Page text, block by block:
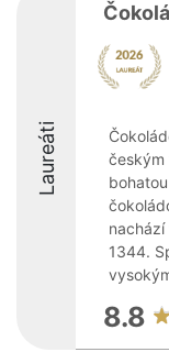
Laureáti
českým
nachází
1344.
8.8